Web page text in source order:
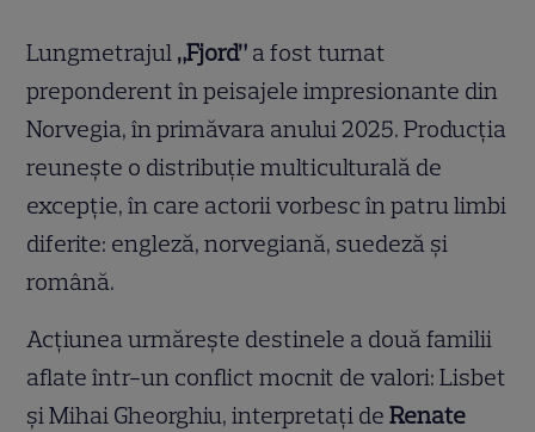
Lungmetrajul „Fjord” a fost turnat
preponderent în peisajele impresionante din
Norvegia, în primăvara anului 2025. Producția
reunește o distribuție multiculturală de
excepție, în care actorii vorbesc în patru limbi
diferite: engleză, norvegiană, suedeză și
română.
Acțiunea urmărește destinele a două familii
aflate într-un conflict mocnit de valori: Lisbet
și Mihai Gheorghiu, interpretați deRenate